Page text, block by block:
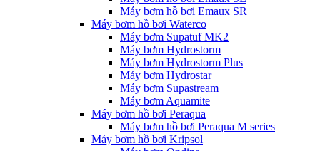
Máy bơm hồ bơi Emaux SR
Máy bơm hồ bơi Waterco
Máy bơm Supatuf MK2
Máy bơm Hydrostorm
Máy bơm Hydrostorm Plus
Máy bơm Hydrostar
Máy bơm Supastream
Máy bơm Aquamite
Máy bơm hồ bơi Peraqua
Máy bơm hồ bơi Peraqua M series
Máy bơm hồ bơi Kripsol